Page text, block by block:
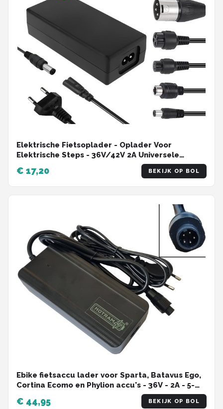
Elektrische Fietsoplader - Oplader Voor
Elektrische Steps - 36V/42V 2A Universele
Oplader - Met 6 Batterijlader Connectoren -
Acculader - Hoverboard Drift Trikes -Elektrische
Scooter Hoverboard Loopfiets - Geschikt Voor
Xiaomi Mi Mijia M365 - 84W Max
€ 17,20 BEKIJK OP BOL
Ebike fietsaccu lader voor Sparta, Batavus Ego,
Cortina Ecomo en Phylion accu's - 36V - 2A - 5-
€ 44,95 BEKIJK OP BOL